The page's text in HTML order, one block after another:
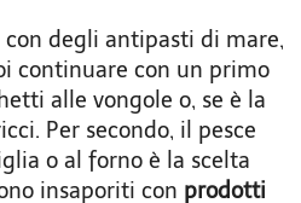
degli antipasti di mare,
continuare con un primo
alle vongole o, se è la
Per secondo, il pesce
o al forno è la scelta
insaporiti con prodotti